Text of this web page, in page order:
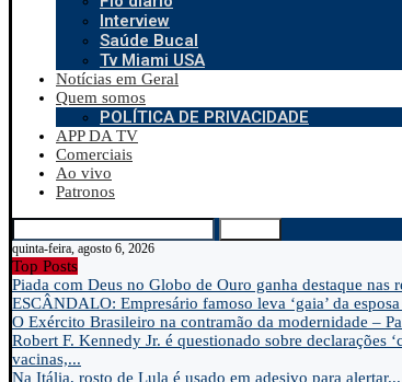
Interview
Saúde Bucal
Tv Miami USA
Notícias em Geral
Quem somos
POLÍTICA DE PRIVACIDADE
APP DA TV
Comerciais
Ao vivo
Patronos
quinta-feira, agosto 6, 2026
Top Posts
Piada com Deus no Globo de Ouro ganha destaque nas
ESCÂNDALO: Empresário famoso leva ‘gaia’ da
O Exército Brasileiro na contramão da modernidade –
Robert F. Kennedy Jr. é questionado sobre declarações
vacinas,...
Na Itália, rosto de Lula é usado em adesivo para alertar...